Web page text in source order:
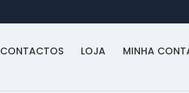
CONTACTOS LOJA MINHA